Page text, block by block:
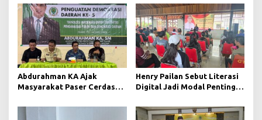
Abdurahman KA Ajak
Masyarakat Paser Cerdas
Digital
Henry Pailan Sebut Literasi
Digital Jadi Modal Penting
Lebih Terbuka